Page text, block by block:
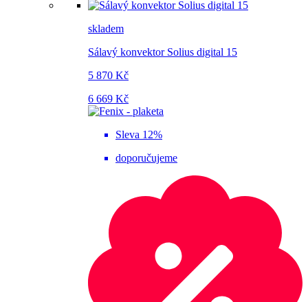
skladem
Sálavý konvektor Solius digital 15
5 870 Kč
6 669 Kč
Sleva 12%
doporučujeme